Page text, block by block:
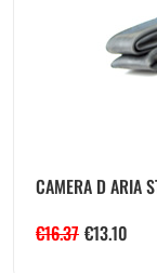
CAMERA D ARIA
€16.37 €13.10